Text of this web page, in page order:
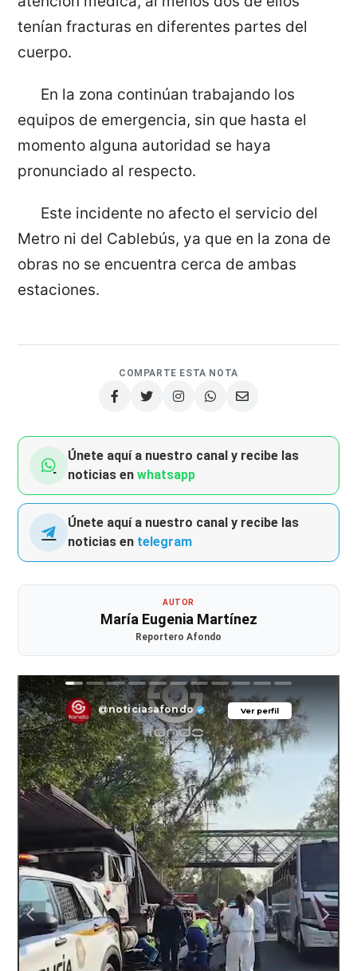
tenían fracturas en diferentes partes del
cuerpo.
En la zona continúan trabajando los
equipos de emergencia, sin que hasta el
momento alguna autoridad se haya
pronunciado al respecto.
Este incidente no afecto el servicio del
Metro ni del Cablebús, ya que en la zona de
obras no se encuentra cerca de ambas
estaciones.
COMPARTE ESTA NOTA
Únete aquí a nuestro canal y recibe las
noticias enwhatsapp
Únete aquí a nuestro canal y recibe las
noticias en telegram
AUTOR
María Eugenia Martínez
Reportero Afondo
Ver perfil
@noticiasafondo Ver perfil